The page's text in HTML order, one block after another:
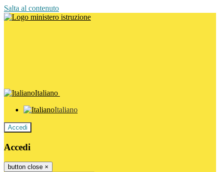
Salta al contenuto
Italiano
Italiano
Accedi
Accedi
button close ×